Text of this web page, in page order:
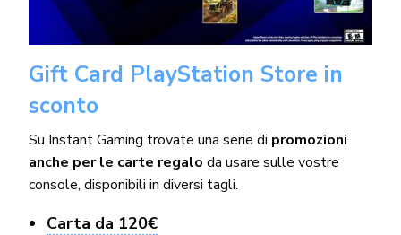
Gift Card PlayStation Store in
sconto
Su Instant Gaming trovate una serie di promozioni
anche per le carte regalo da usare sulle vostre
console, disponibili in diversi tagli.
Carta da 120€